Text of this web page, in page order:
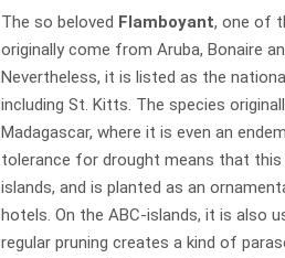
The so beloved Flamboyant, one of
originally come from Aruba, Bonaire
Nevertheless, it is listed as the
including St. Kitts. The species
Madagascar, where it is even an
tolerance for drought means that
islands, and is planted as an
hotels. On the ABC-islands, it is also
regular pruning creates a kind of